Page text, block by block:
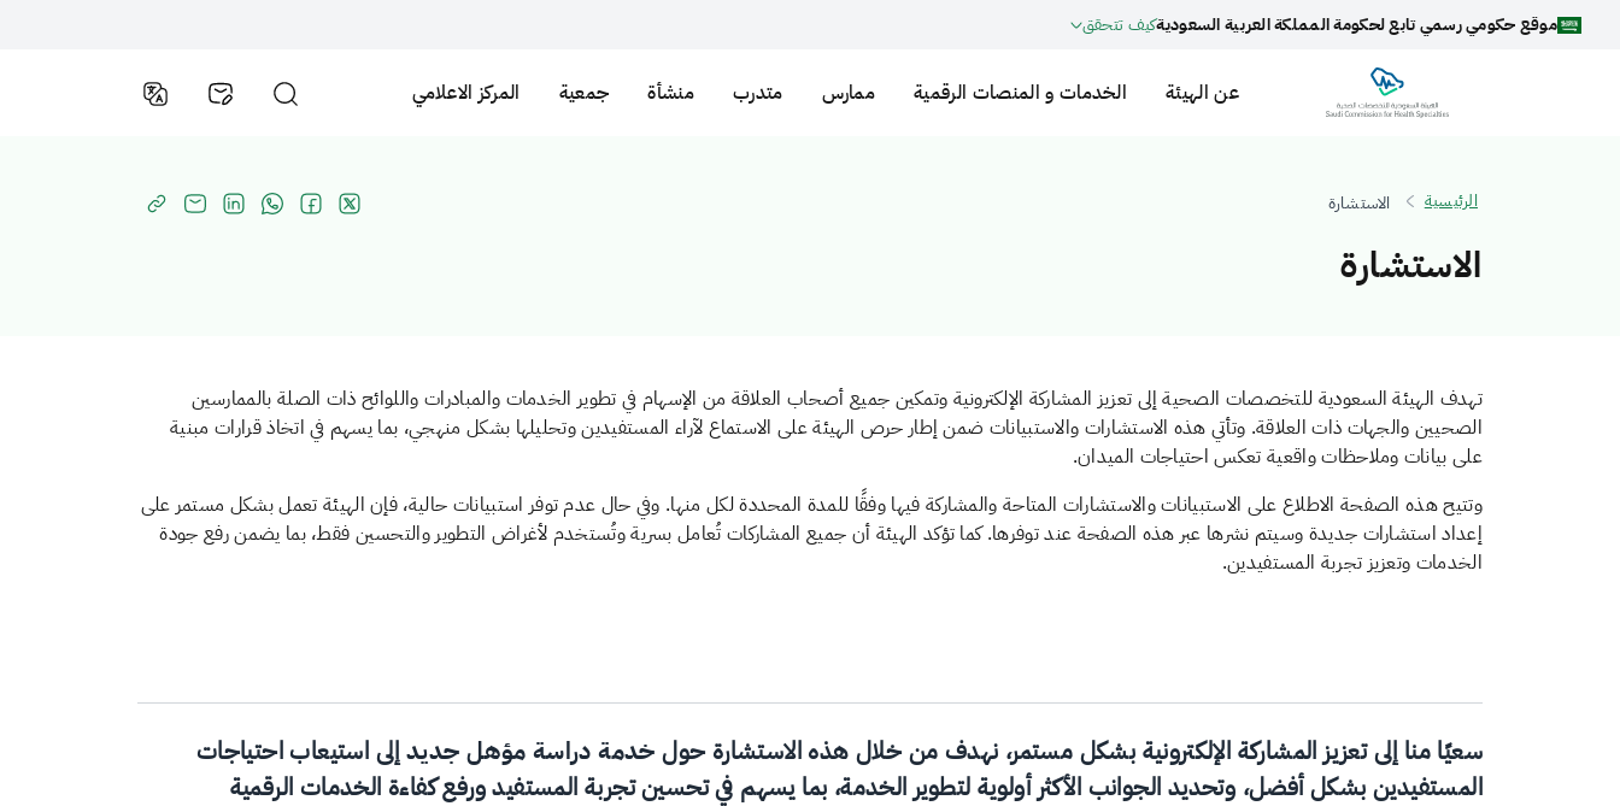
موقع حكومي رسمي تابع لحكومة المملكة العربية السعوديةكيف تتحقق
عن الهيئة الخدمات و المنصات الرقمية ممارس متدرب منشأة جمعية المركز الاعلامي
الرئيسية الاستشارة
الاستشارة
تهدف الهيئة السعودية للتخصصات الصحية إلى تعزيز المشاركة الإلكترونية وتمكين جميع أصحاب العلاقة من الإسهام في تطوير الخدمات والمبادرات واللوائح ذات الصلة بالممارسين
الصحيين والجهات ذات العلاقة. وتأتي هذه الاستشارات والاستبيانات ضمن إطار حرص الهيئة على الاستماع لآراء المستفيدين وتحليلها بشكل منهجي، بما يسهم في اتخاذ قرارات مبنية
على بيانات وملاحظات واقعية تعكس احتياجات الميدان.
وتتيح هذه الصفحة الاطلاع على الاستبيانات والاستشارات المتاحة والمشاركة فيها وفقًا للمدة المحددة لكل منها. وفي حال عدم توفر استبيانات حالية، فإن الهيئة تعمل بشكل مستمر على
إعداد استشارات جديدة وسيتم نشرها عبر هذه الصفحة عند توفرها. كما تؤكد الهيئة أن جميع المشاركات تُعامل بسرية وتُستخدم لأغراض التطوير والتحسين فقط، بما يضمن رفع جودة
الخدمات وتعزيز تجربة المستفيدين.
سعيًا منا إلى تعزيز المشاركة الإلكترونية بشكل مستمر، نهدف من خلال هذه الاستشارة حول خدمة دراسة مؤهل جديدإلى استيعاب احتياجات
المستفيدين بشكل أفضل، وتحديد الجوانب الأكثر أولوية لتطوير الخدمة، بما يسهم في تحسين تجربة المستفيد ورفع كفاءة الخدمات الرقمية